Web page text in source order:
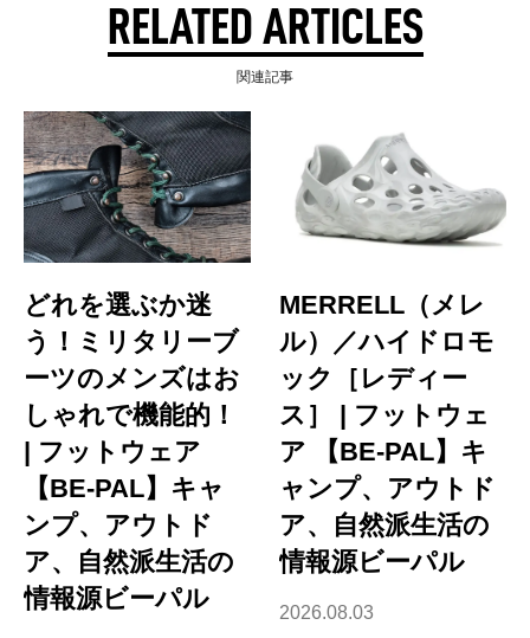
RELATED ARTICLES
関連記事
どれを選ぶか迷
う！ミリタリーブ
ーツのメンズはお
しゃれで機能的！
| フットウェア
【BE-PAL】キャ
ンプ、アウトド
ア、自然派生活の
情報源ビーパル
MERRELL（メレ
ル）／ハイドロモ
ック［レディー
ス］ | フットウェ
ア 【BE-PAL】キ
ャンプ、アウトド
ア、自然派生活の
情報源ビーパル
2026.08.03